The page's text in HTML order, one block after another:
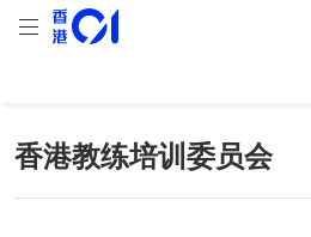
香港教练培训委员会